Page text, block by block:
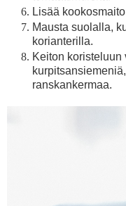
Lisää
Mausta suolalla,
korianterilla.
Keiton koristeluun
ranskankermaa.